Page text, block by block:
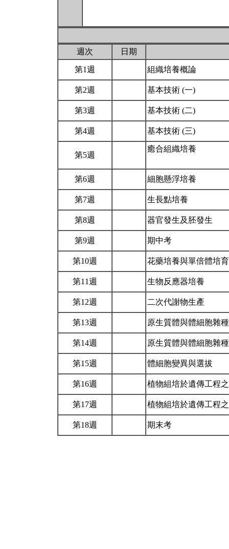
週次 日期
第1週 組織培養概論
第2週 基本技術 (一)
第3週 基本技術 (二)
第4週 基本技術 (三)
第5週
癒合組織培養
第6週 細胞懸浮培養
第7週 生長點培養
第8週 器官發生及胚發生
第9週 期中考
第10週 花藥培養與單倍體培
第11週 生物反應器培養
第12週 二次代謝物生產
第13週 原生質體與體細胞雜
第14週 原生質體與體細胞雜
第15週 體細胞變異與選拔
第16週 植物組培於遺傳工程
第17週 植物組培於遺傳工程
第18週 期末考